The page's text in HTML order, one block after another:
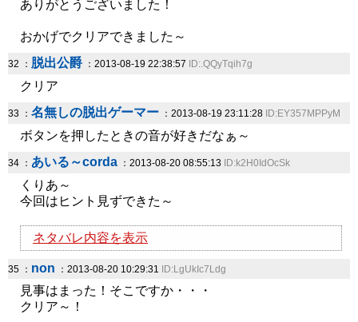
ありがとうございました！
おかげでクリアできました～
32 ： 脱出公爵 ：2013-08-19 22:38:57 ID:.QQyTqih7g
クリア
33 ： 名無しの脱出ゲーマー ：2013-08-19 23:11:28 ID:EY357MPPyM
ボタンを押したときの音が好きだなぁ～
34 ： あいる～corda ：2013-08-20 08:55:13 ID:k2H0IdOcSk
くりあ～
今回はヒント見ずできた～
ネタバレ内容を表示
35 ： non ：2013-08-20 10:29:31 ID:LgUkIc7Ldg
見事はまった！そこですか・・・
クリア～！